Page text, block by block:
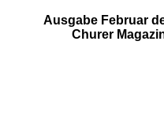
Ausgabe Februar
Churer